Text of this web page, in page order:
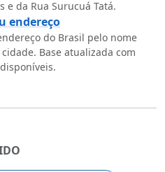
e da Rua Surucuá Tatá.
endereço
do Brasil pelo nome
Base atualizada com